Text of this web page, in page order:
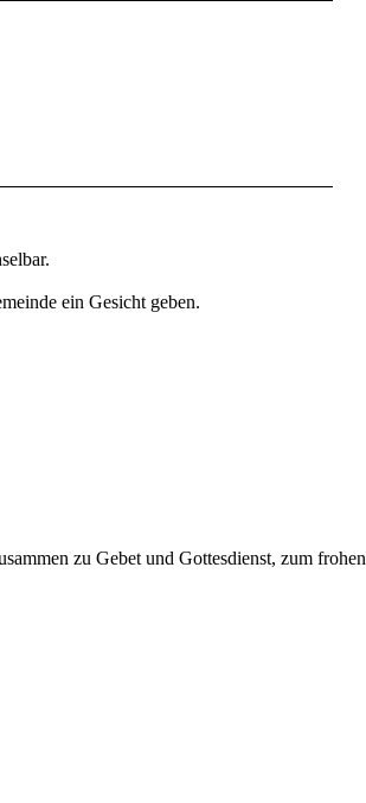
ein Gesicht geben.
zu Gebet und Gottesdienst, zum frohen